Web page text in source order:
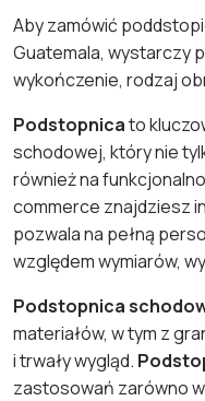
Aby zamówić
Guatemala, wystarczy
wykończenie, rodzaj
Podstopnicato
schodowej, który nie
również na
commerce znajdziesz
pozwala na pełną
względem wymiarów,
Podstopnica
materiałów, w tym z
i trwały wygląd.
zastosowań zarówno